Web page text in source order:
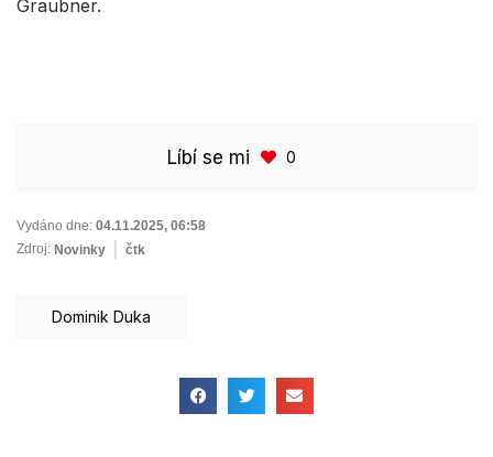
Graubner.
Líbí se mi 0
Vydáno dne: 04.11.2025, 06:58
Zdroj: Novinky čtk
Dominik Duka